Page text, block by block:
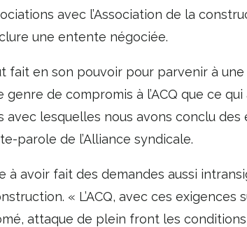
avec l’Association de la
une entente négociée.
fait en son pouvoir pour parvenir à
de compromis à l’ACQ que ce
avec lesquelles nous avons conclu des
parole de l’Alliance syndicale.
à avoir fait des demandes aussi
« L’ACQ, avec ces exigences
attaque de plein front les